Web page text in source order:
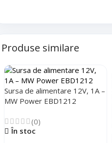
Produse similare
Sursa de alimentare 12V, 1A –
MW Power EBD1212
(0)
În stoc